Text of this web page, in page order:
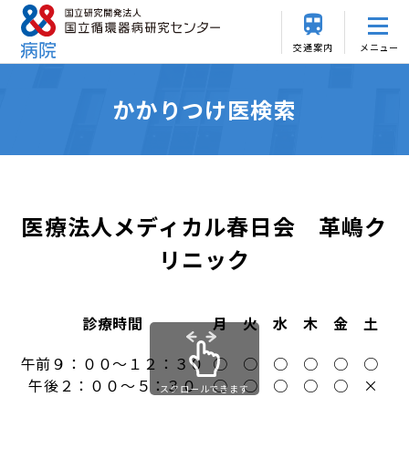
交通案内 メニュー
かかりつけ医検索
医療法人メディカル春日会 革嶋ク
リニック
診療時間 月 火 水 木 金 土
午前９：００～１２：３０ ○ ○ ○ ○ ○ ○
午後２：００～５：３０
○ ○ ○ ○ ○ ×
スクロールできます